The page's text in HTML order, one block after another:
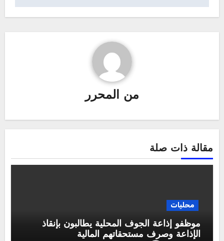
من المحرر
مقالة ذات صلة
محليات
موظفو إذاعة الجوف المحلية يطالبون بإنقاذ
الإذاعة وصرف مستحقاتهم المالية